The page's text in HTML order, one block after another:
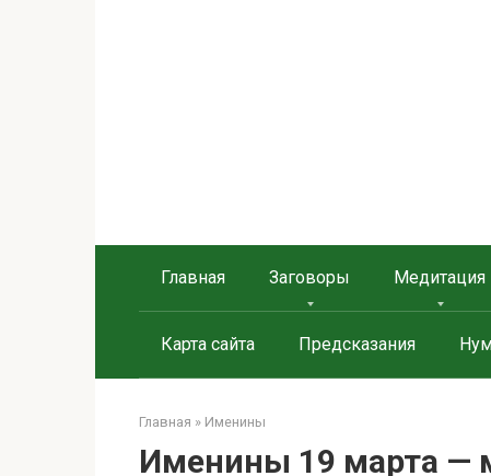
Главная Заговоры Медитация
Карта сайта Предсказания
Главная » Именины
Именины 19 марта —